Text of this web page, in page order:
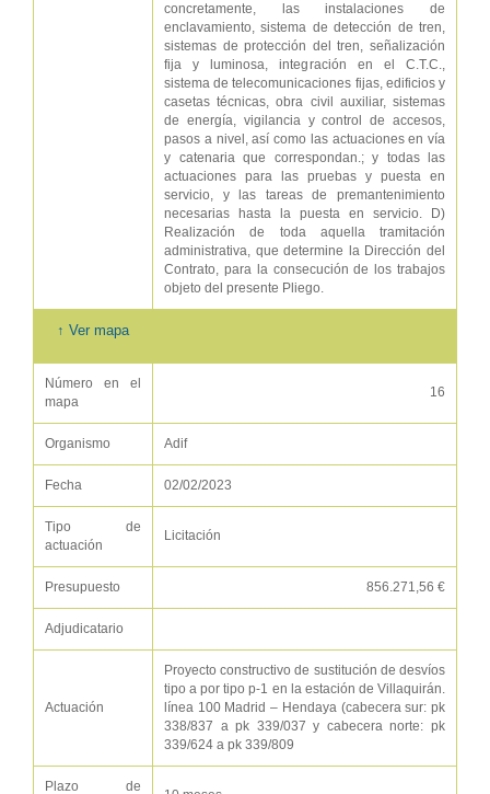
concretamente, las instalaciones de
enclavamiento, sistema de detección de tren,
sistemas de protección del tren, señalización
fija y luminosa, integración en el C.T.C.,
sistema de telecomunicaciones fijas, edificios y
casetas técnicas, obra civil auxiliar, sistemas
de energía, vigilancia y control de accesos,
pasos a nivel, así como las actuaciones en vía
y catenaria que correspondan.; y todas las
actuaciones para las pruebas y puesta en
servicio, y las tareas de premantenimiento
necesarias hasta la puesta en servicio. D)
Realización de toda aquella tramitación
administrativa, que determine la Dirección del
Contrato, para la consecución de los trabajos
objeto del presente Pliego.
↑ Ver mapa
Número en el
mapa
16
Organismo Adif
Fecha 02/02/2023
Tipo de
actuación
Licitación
Presupuesto 856.271,56 €
Adjudicatario
Actuación
Proyecto constructivo de sustitución de desvíos
tipo a por tipo p-1 en la estación de Villaquirán.
línea 100 Madrid – Hendaya (cabecera sur: pk
338/837 a pk 339/037 y cabecera norte: pk
339/624 a pk 339/809
Plazo de